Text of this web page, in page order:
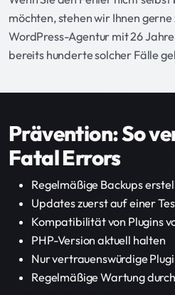
möchten, stehen wir Ihnen gerne
WordPress-Agentur mit 26
bereits hunderte solcher Fälle
Prävention: So
Fatal Errors
Regelmäßige Backups
Updates zuerst auf einer
Kompatibilität von Plugins
PHP-Version aktuell halten
Nur vertrauenswürdige
Regelmäßige Wartung